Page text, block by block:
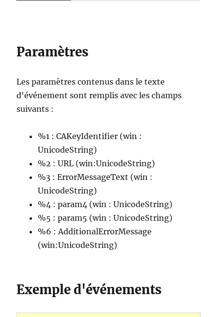
Paramètres
Les paramètres contenus dans le texte
d'événement sont remplis avec les champs
suivants :
%1 : CAKeyIdentifier (win :
UnicodeString)
%2 : URL (win:UnicodeString)
%3 : ErrorMessageText (win :
UnicodeString)
%4 : param4 (win : UnicodeString)
%5 : param5 (win : UnicodeString)
%6 : AdditionalErrorMessage
(win:UnicodeString)
Exemple d'événements